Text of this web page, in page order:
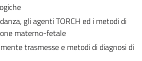
gli agenti TORCH ed i metodi di
materno-fetale
trasmesse e metodi di diagnosi di